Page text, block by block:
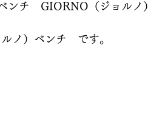
ンチ　GIORNO（ジョルノ
ノ）ベンチ　です。